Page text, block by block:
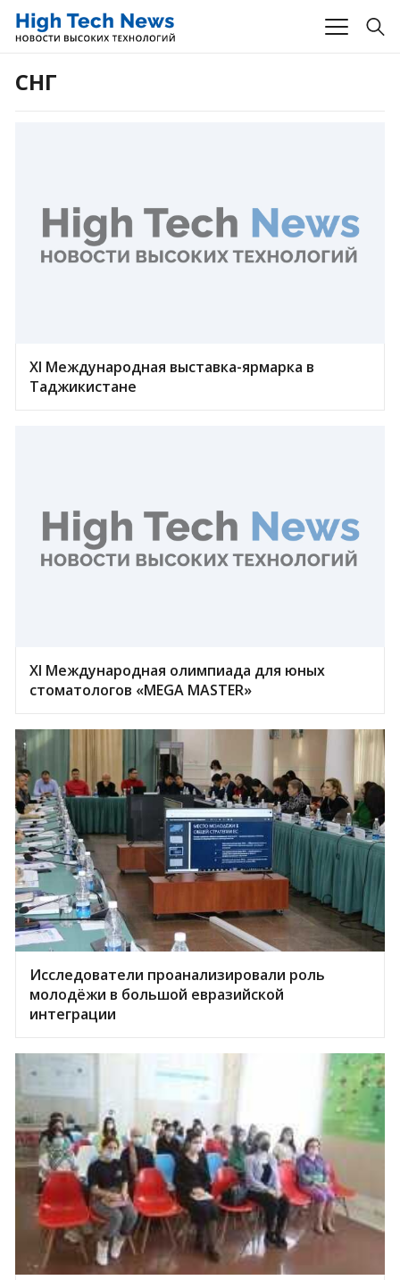
СНГ
XI Международная выставка-ярмарка в
Таджикистане
ХI Международная олимпиада для юных
стоматологов «MEGA MASTER»
Исследователи проанализировали роль
молодёжи в большой евразийской
интеграции